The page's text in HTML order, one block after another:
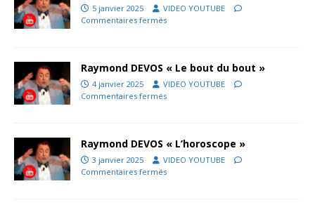
5 janvier 2025
VIDEO YOUTUBE
Commentaires fermés
Raymond DEVOS « Le bout du bout »
4 janvier 2025
VIDEO YOUTUBE
Commentaires fermés
Raymond DEVOS « L’horoscope »
3 janvier 2025
VIDEO YOUTUBE
Commentaires fermés